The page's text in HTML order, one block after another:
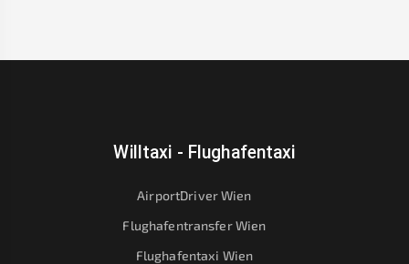
Willtaxi - Flughafentaxi
AirportDriver Wien
Flughafentransfer Wien
Flughafentaxi Wien